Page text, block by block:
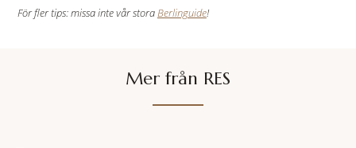
För fler tips: missa inte vår storaBerlinguide!
Mer från RES